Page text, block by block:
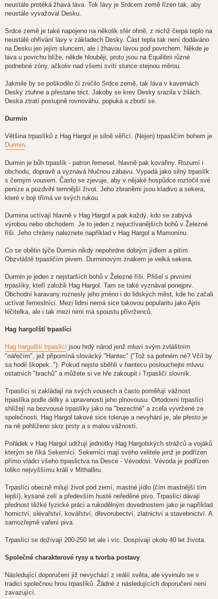
neustále protéká žhavá láva. Tok lávy je Srdcem země řízen tak, aby
neustále vyvažoval Desku.
Srdce země je také napojeno na několik sfér ohně, z nichž čerpá teplo na
neustálé ohřívání lávy v základech Desky. Část tepla tak není dodáváno
na Desku jen jejím sluncem, ale i žhavou lávou pod povrchem. Někde je
láva u povrchu blíže, někde hlouběji, proto jsou na Equilibrii různé
podnebné zóny, ačkoliv nad všemi svítí slunce stejnou měrou.
Jakmile by se poškodilo či zničilo Srdce země, tak láva v kavernách
Desky ztuhne a přestane téct. Jakoby se krev Desky srazila v žilách.
Deska ztratí postupně rovnováhu, popuká a zbortí se.
Durmin
Většina trpaslíků z Hag Hargol je silně věřící. (Nejen) trpasličím bohem je
Durmin
Durmin je bůh trpaslík - patron řemesel, hlavně pak kovařiny. Rozumí i
obchodu, dopravě a vyznává hlučnou zábavu. Vypadá jako silný trpaslík
s černým vousem. Často se zjevuje, aby v nějaké hospůdce roztočil své
peníze a pozdvihl temnější život. Jeho zbraněmi jsou kladivo a sekera,
které v boji třímá ve svých rukou.
Durmina uctívají hlavně v Hag Hargol a pak každý, kdo se zabývá
výrobou nebo obchodem. Je to jeden z nejuctívanějších bohů v Železné
říši. Jeho chrámy naleznete například v Hag Hargol a Mamonínu.
Co se obětin týče Durmin nikdy nepohrdne dobrým jídlem a pitím.
Obzvláště trpasličím pivem. Durminovým znakem je velká sekera.
Durmin je jeden z nejstarších bohů v Železné říši. Přišel s prvními
trpaslíky, kteří založili Hag Hargol. Tam se také vyznával ponejprv.
Obchodní karavany roznesly jeho jméno i do lidských měst, kde ho začali
uctívat řemeslníci. Mezi lidmi nemá sice takovou popularitu jako Ajris
léčitelka, ale i tak mezi nimi má spoustu přívrženců.
Hag hargolští trpaslíci
Hag hargolští trpaslíci jsou hrdý národ jenž mluví svým zvláštním
"nářečím", jež připomíná slovácký "Hantec" ("Tož sa pohném né? Včíl by
sa hodil škopek.."). Pokud nejste sběhlí v hantecu poslouchejte mluvu
ostatních "brachů" a můžete si ve hře zakoupit i Trpasličí slovník.
Trpaslíci si zakládají na svých vousech a často poměřují vážnost
trpaslíka podle délky a upravenosti jeho plnovousu. Ortodoxní trpaslíci
shlížejí na bezvousé trpaslíky jako na "bezectné" a zcela vyvržené ze
společnosti. Hag Hargol takové sice toleruje a nevyhání je, ale přesto je
na ně pohlíženo skrz prsty a s malou vážností.
Pořádek v Hag Hargol udržují jednotky Hag Hargolských strážců a vojáků
kterým se říká Sekerníci. Sekerníci mají svého velitele jenž je podřízen
přímo vládci všeho trpaslictva na Desce - Vévodovi. Vévoda je podřízen
toliko nejvyššímu králi v Mithalliru.
Trpaslíci obecně milují život pod zemí, mastné jídlo (čím mastnější tím
lepší), kysané zelí a především husté neředěné pivo. Trpaslíci dávají
přednost těžké fyzické práci a rukodělným dovednostem jako je například
hornictví, slévařství, kovářství, dřevorubectví, zlatnictví a stavebnictví. A
samozřejmě vaření piva.
Trpaslíci se dožívají 200-250 let ale i víc. Dospívají okolo 40 let života.
Společné charakterové rysy a tvorba postavy
Následující doporučení již nevychází z reálií světa, ale vyvinulo se v
tradici společnou hrou trpaslíků. Žádné z následujících doporučení není
zavazující.